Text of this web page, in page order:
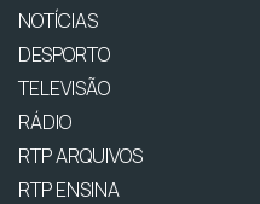
NOTÍCIAS
DESPORTO
TELEVISÃO
RÁDIO
RTP ARQUIVOS
RTP ENSINA